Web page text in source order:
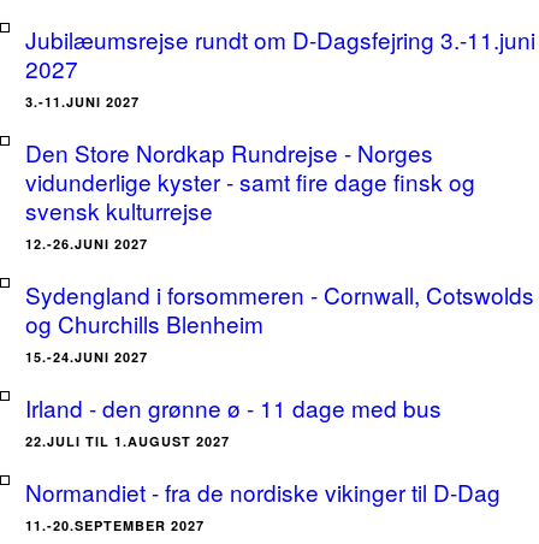
Jubilæumsrejse rundt om D-Dagsfejring 3.-11.juni
2027
3.-11.JUNI 2027
Den Store Nordkap Rundrejse - Norges
vidunderlige kyster - samt fire dage finsk og
svensk kulturrejse
12.-26.JUNI 2027
Sydengland i forsommeren - Cornwall, Cotswolds
og Churchills Blenheim
15.-24.JUNI 2027
Irland - den grønne ø - 11 dage med bus
22.JULI TIL 1.AUGUST 2027
Normandiet - fra de nordiske vikinger til D-Dag
11.-20.SEPTEMBER 2027